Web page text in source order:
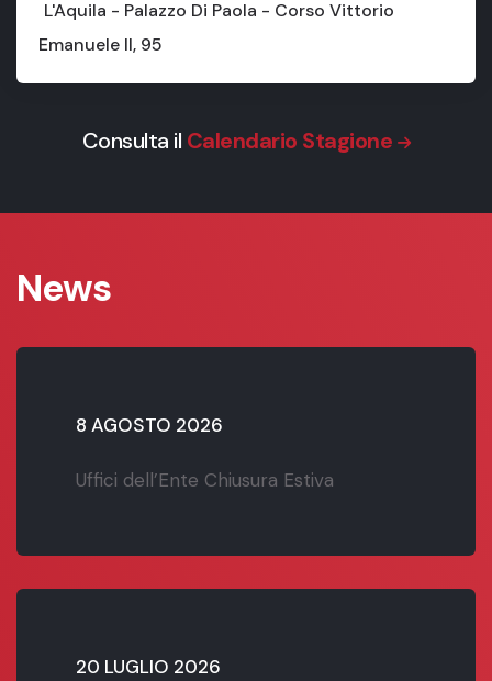
L'Aquila - Palazzo Di Paola - Corso Vittorio
Emanuele II, 95
Consulta il Calendario Stagione
News
8 AGOSTO 2026
Uffici dell’Ente Chiusura Estiva
20 LUGLIO 2026